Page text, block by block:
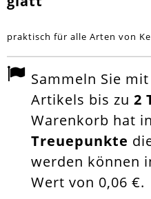
praktisch für alle Arten von
Sammeln Sie
Artikels bis zu 2
Warenkorb hat
Treuepunkte
werden können
Wert von 0,06 €.